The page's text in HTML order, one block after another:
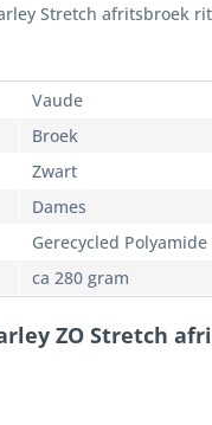
Stretch afritsbroek
Vaude
Broek
Zwart
Dames
Gerecycled Polyamide
ca 280 gram
ZO Stretch